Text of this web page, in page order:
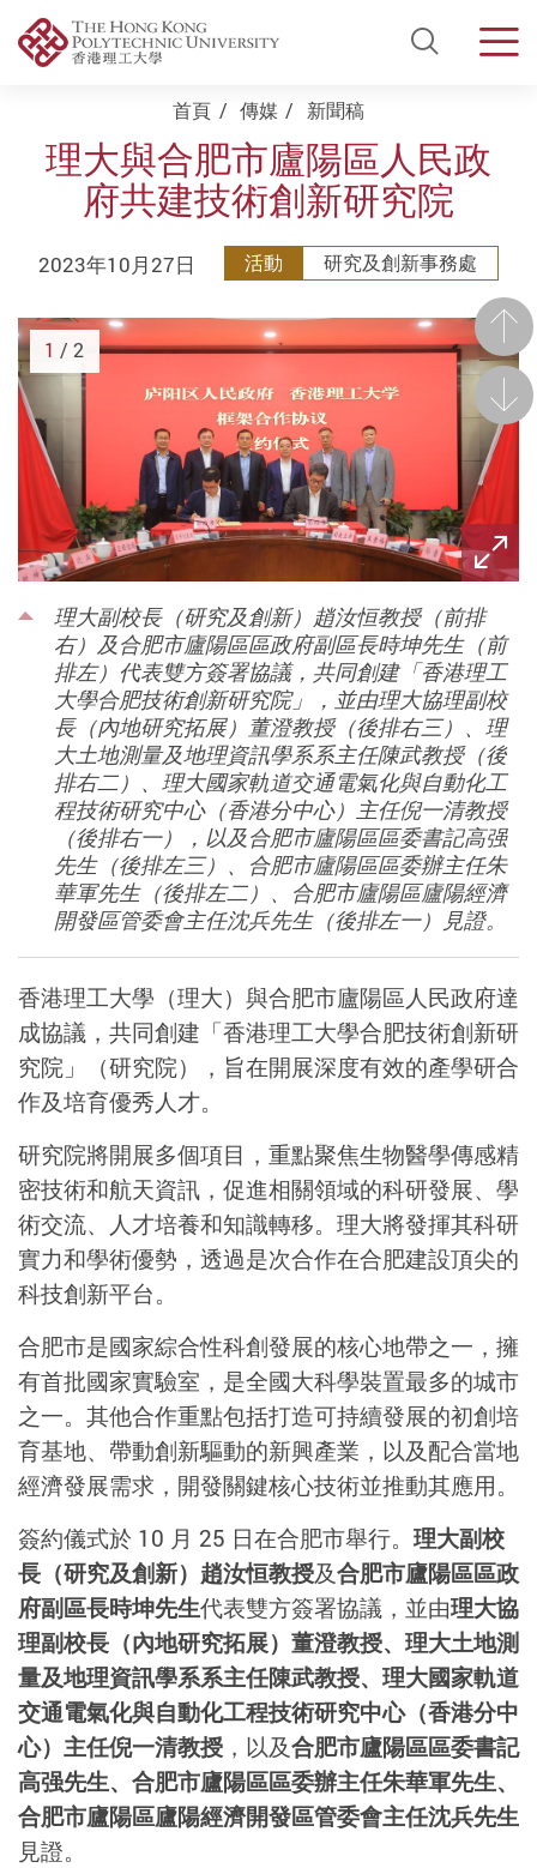
Open
Start main content首頁 傳媒 新聞稿
理大與合肥市廬陽區人民政
府共建技術創新研究院
2023年10月27日 活動 研究及創新事務處
前
理大副校長（研究及創新）趙汝恒教授（前排
右）及合肥市廬陽區區政府副區長時坤先生（前
排左）代表雙方簽署協議，共同創建「香港理工
大學合肥技術創新研究院」，並由理大協理副校
長（內地研究拓展）董澄教授（後排右三）、理
大土地測量及地理資訊學系系主任陳武教授（後
排右二）、理大國家軌道交通電氣化與自動化工
程技術研究中心（香港分中心）主任倪一清教授
（後排右一），以及合肥市廬陽區區委書記高强
先生（後排左三）、合肥市廬陽區區委辦主任朱
華軍先生（後排左二）、合肥市廬陽區廬陽經濟
開發區管委會主任沈兵先生（後排左一）見證。
後一
1 / 2
香港理工大學（理大）與合肥市廬陽區人民政府達
成協議，共同創建「香港理工大學合肥技術創新研
究院」（研究院），旨在開展深度有效的產學研合
作及培育優秀人才。
研究院將開展多個項目，重點聚焦生物醫學傳感精
密技術和航天資訊，促進相關領域的科研發展、學
術交流、人才培養和知識轉移。理大將發揮其科研
實力和學術優勢，透過是次合作在合肥建設頂尖的
科技創新平台。
合肥市是國家綜合性科創發展的核心地帶之一，擁
有首批國家實驗室，是全國大科學裝置最多的城市
之一。其他合作重點包括打造可持續發展的初創培
育基地、帶動創新驅動的新興產業，以及配合當地
經濟發展需求，開發關鍵核心技術並推動其應用。
簽約儀式於 10 月 25 日在合肥市舉行。 理大副校
長（研究及創新）趙汝恒教授及合肥市廬陽區區政
府副區長時坤先生代表雙方簽署協議，並由理大協
理副校長（內地研究拓展）董澄教授、理大土地測
量及地理資訊學系系主任陳武教授、理大國家軌道
交通電氣化與自動化工程技術研究中心（香港分中
心）主任倪一清教授 ，以及合肥市廬陽區區委書記
高强先生、合肥市廬陽區區委辦主任朱華軍先生、
合肥市廬陽區廬陽經濟開發區管委會主任沈兵先生
見證。